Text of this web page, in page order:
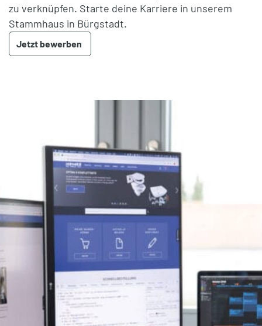
zu verknüpfen. Starte deine Karriere in unserem
Stammhaus in Bürgstadt.
Jetzt bewerben